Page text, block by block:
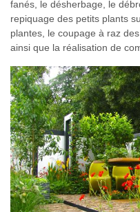
fanés, le désherbage, le
repiquage des petits plants
plantes, le coupage à raz
ainsi que la réalisation de